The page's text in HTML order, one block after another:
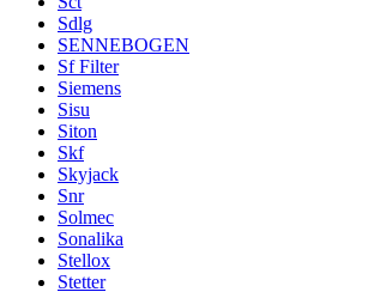
Sdlg
SENNEBOGEN
Sf Filter
Siemens
Sisu
Siton
Skf
Skyjack
Snr
Solmec
Sonalika
Stellox
Stetter